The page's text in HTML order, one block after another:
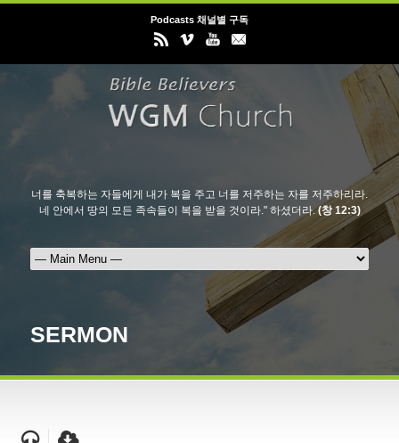
Podcasts 채널별 구독
너를 축복하는 자들에게 내가 복을 주고 너를 저주하는 자를 저주하리라.
네 안에서 땅의 모든 족속들이 복을 받을 것이라." 하셨더라.(창 12:3)
SERMON